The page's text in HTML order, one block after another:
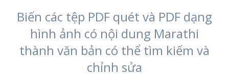
Biến các tệp PDF quét và PDF dạng
hình ảnh có nội dung Marathi
thành văn bản có thể tìm kiếm và
chỉnh sửa